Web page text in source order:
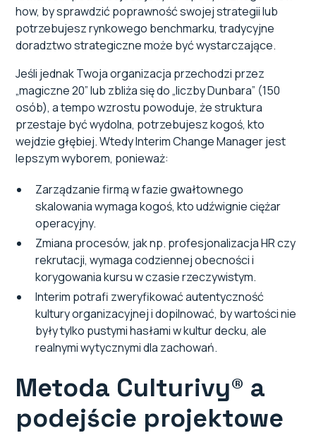
how, by sprawdzić poprawność swojej strategii lub
potrzebujesz rynkowego benchmarku, tradycyjne
doradztwo strategiczne może być wystarczające.
Jeśli jednak Twoja organizacja przechodzi przez
„magiczne 20” lub zbliża się do „liczby Dunbara” (150
osób), a tempo wzrostu powoduje, że struktura
przestaje być wydolna, potrzebujesz kogoś, kto
wejdzie głębiej. Wtedy Interim Change Manager jest
lepszym wyborem, ponieważ:
Zarządzanie firmą w fazie gwałtownego
skalowania wymaga kogoś, kto udźwignie ciężar
operacyjny.
Zmiana procesów, jak np. profesjonalizacja HR czy
rekrutacji, wymaga codziennej obecności i
korygowania kursu w czasie rzeczywistym.
Interim potrafi zweryfikować autentyczność
kultury organizacyjnej i dopilnować, by wartości nie
były tylko pustymi hasłami w kultur decku, ale
realnymi wytycznymi dla zachowań.
Metoda Culturivy® a
podejście projektowe